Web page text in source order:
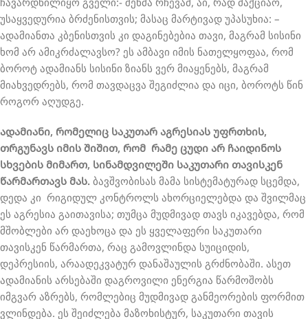
უსაყვედურია ბრძენისთვის; მასაც მარტივად უპასუხია: –
ადამიანთა კბენისთვის კი დაგინებებია თავი, მაგრამ სისინი
ხომ არ ამიკრძალავსო? ეს ამბავი იმის ნათელყოფაა, რომ
ბოროტ ადამიანს სისინი ზიანს ვერ მიაყენებს, მაგრამ
მიახვედრებს, რომ თავდაცვა შეგიძლია და იცი, ბოროტს წინ
როგორ აღუდგე.
ადამიანი, რომელიც საკუთარ აგრესიას უფრთხის,
თრგუნავს იმის შიშით, რომ რამე ცუდი არ ჩაიდინოს
სხვების მიმართ, სინამდვილეში საკუთარი თავისკენ
წარმართავს მას. ბავშვობისას მამა სისტემატურად სცემდა,
დედა კი რიგიდულ კონტროლს ახორციელებდა და შვილმაც
ეს აგრესია გაითავისა; თუმცა მუდმივად თავს იკავებდა, რომ
მშობლები არ დაეხოცა და ეს ყველაფერი საკუთარი
თავისკენ წარმართა, რაც გამოვლინდა სუიციდის,
დეპრესიის, არაადეკვატურ დანაშაულის გრძნობაში. ასეთ
ადამიანის არსებაში დაგროვილი ენერგია წარმოშობს
იმგვარ აზრებს, რომლებიც მუდმივად განმეორების ფორმით
ვლინდება. ეს შეიძლება მაზოხისტურ, საკუთარი თავის